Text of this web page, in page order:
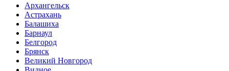
Архангельск
Астрахань
Балашиха
Барнаул
Белгород
Брянск
Великий Новгород